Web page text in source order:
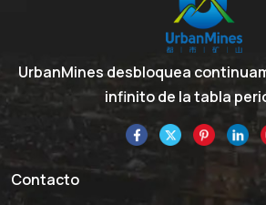
UrbanMines desbloquea
infinito de la tabla
Contacto